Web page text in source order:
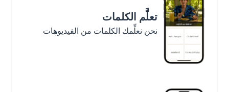
تعلَّم الكلمات
نحن نعلِّمك الكلمات من الفيديوهات